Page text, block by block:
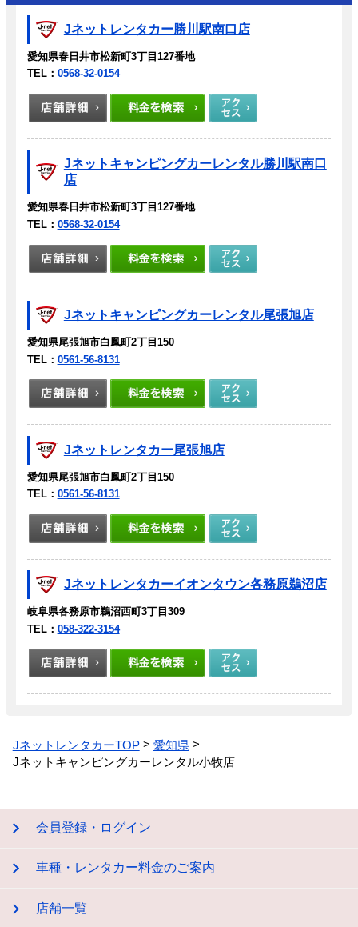
Jネットレンタカー勝川駅南口店
愛知県春日井市松新町3丁目127番地
TEL： 0568-32-0154
Jネットキャンピングカーレンタル勝川駅南口
店
愛知県春日井市松新町3丁目127番地
TEL： 0568-32-0154
Jネットキャンピングカーレンタル尾張旭店
愛知県尾張旭市白鳳町2丁目150
TEL： 0561-56-8131
Jネットレンタカー尾張旭店
愛知県尾張旭市白鳳町2丁目150
TEL： 0561-56-8131
Jネットレンタカーイオンタウン各務原鵜沼店
岐阜県各務原市鵜沼西町3丁目309
TEL： 058-322-3154
JネットレンタカーTOP
愛知県
Jネットキャンピングカーレンタル小牧店
会員登録・ログイン
車種・レンタカー料金のご案内
店舗一覧